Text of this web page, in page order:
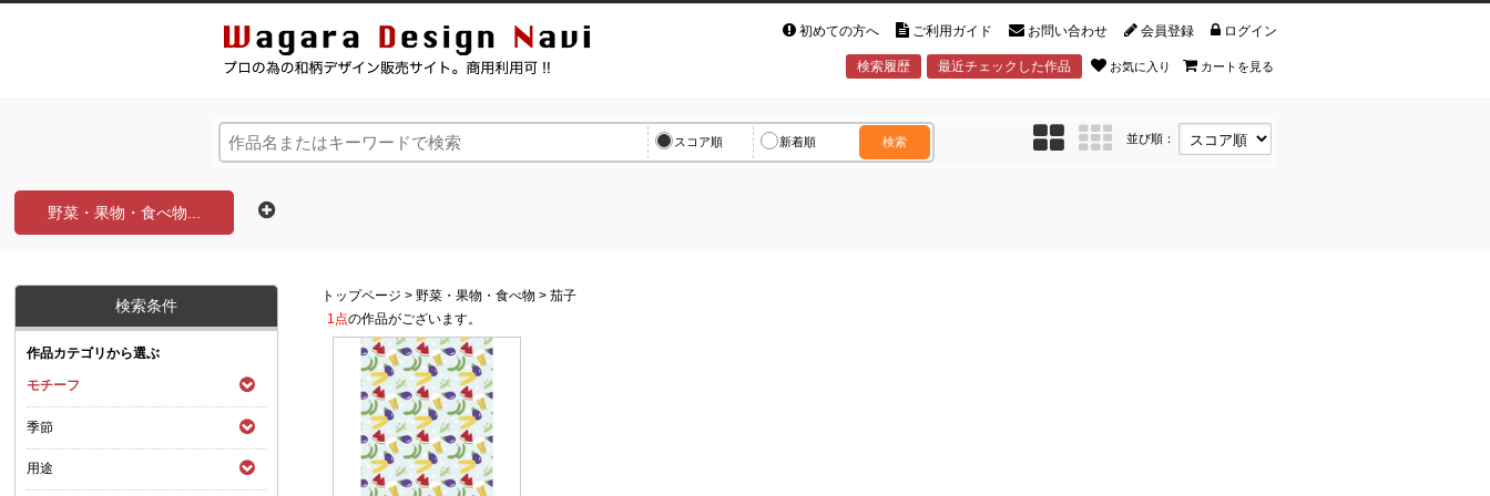
初めての方へ ご利用ガイド お問い合わせ 会員登録 ログイン
検索履歴 最近チェックした作品 お気に入り カートを見る
スコア順 新着順 検索 並び順：
野菜・果物・食べ物...
検索条件
作品カテゴリから選ぶ
モチーフ
季節
用途
トップページ >野菜・果物・食べ物 >茄子
1点の作品がございます。